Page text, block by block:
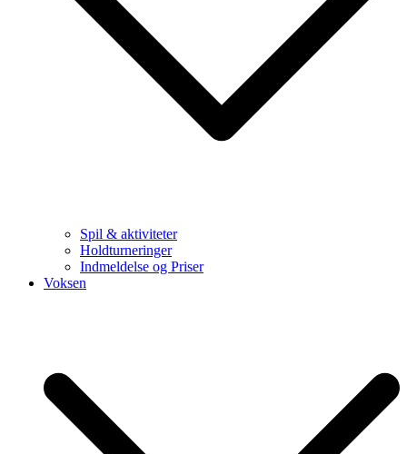
Spil & aktiviteter
Holdturneringer
Indmeldelse og Priser
Voksen